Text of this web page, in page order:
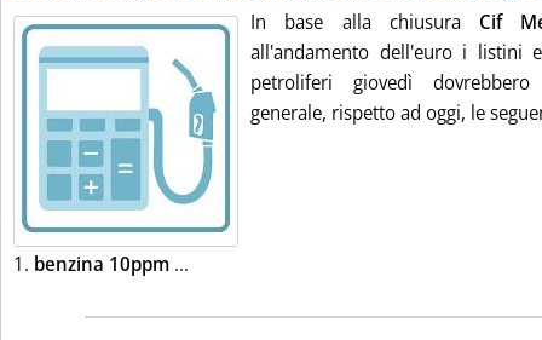
In base alla chiusura Cif
all'andamento dell'euro i listini
petroliferi giovedì
generale, rispetto ad oggi, le
1. benzina 10ppm ...